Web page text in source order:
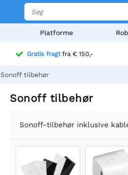
Platforme
Gratis fragtfra € 150,-
Sonoff tilbehør
Sonoff tilbehør
Sonoff-tilbehør inklusive